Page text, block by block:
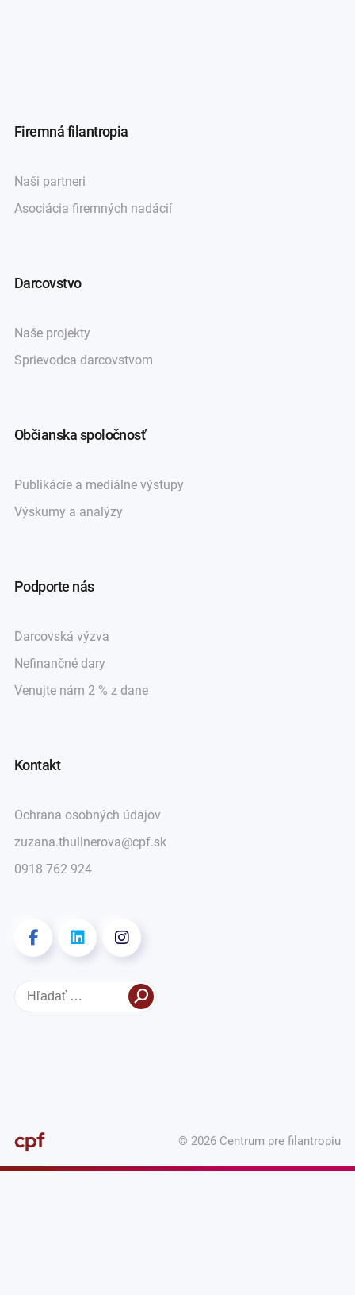
Firemná filantropia
Naši partneri
Asociácia firemných nadácií
Darcovstvo
Naše projekty
Sprievodca darcovstvom
Občianska spoločnosť
Publikácie a mediálne výstupy
Výskumy a analýzy
Podporte nás
Darcovská výzva
Nefinančné dary
Venujte nám 2 % z dane
Kontakt
Ochrana osobných údajov
zuzana.thullnerova@cpf.sk
0918 762 924
cpf © 2026 Centrum pre filantropiu